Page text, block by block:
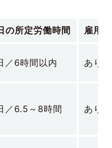
の所定労働時間 雇用
／6時間以内 あり
／6.5～8時間 あり